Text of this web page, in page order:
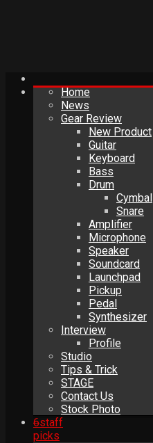
Home
News
Gear Review
New Product
Guitar
Keyboard
Bass
Drum
Cymbal
Snare
Amplifier
Microphone
Speaker
Soundcard
Launchpad
Pickup
Pedal
Synthesizer
Interview
Profile
Studio
Tips & Trick
STAGE
Contact Us
Stock Photo
6staff
picks